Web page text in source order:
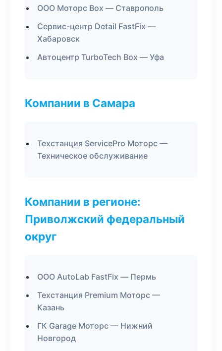
ООО Моторс Box — Ставрополь
Сервис-центр Detail FastFix —
Хабаровск
Автоцентр TurboTech Box — Уфа
Компании в Самара
Техстанция ServicePro Моторс —
Техническое обслуживание
Компании в регионе:
Приволжский федеральный
округ
ООО AutoLab FastFix — Пермь
Техстанция Premium Моторс —
Казань
ГК Garage Моторс — Нижний
Новгород